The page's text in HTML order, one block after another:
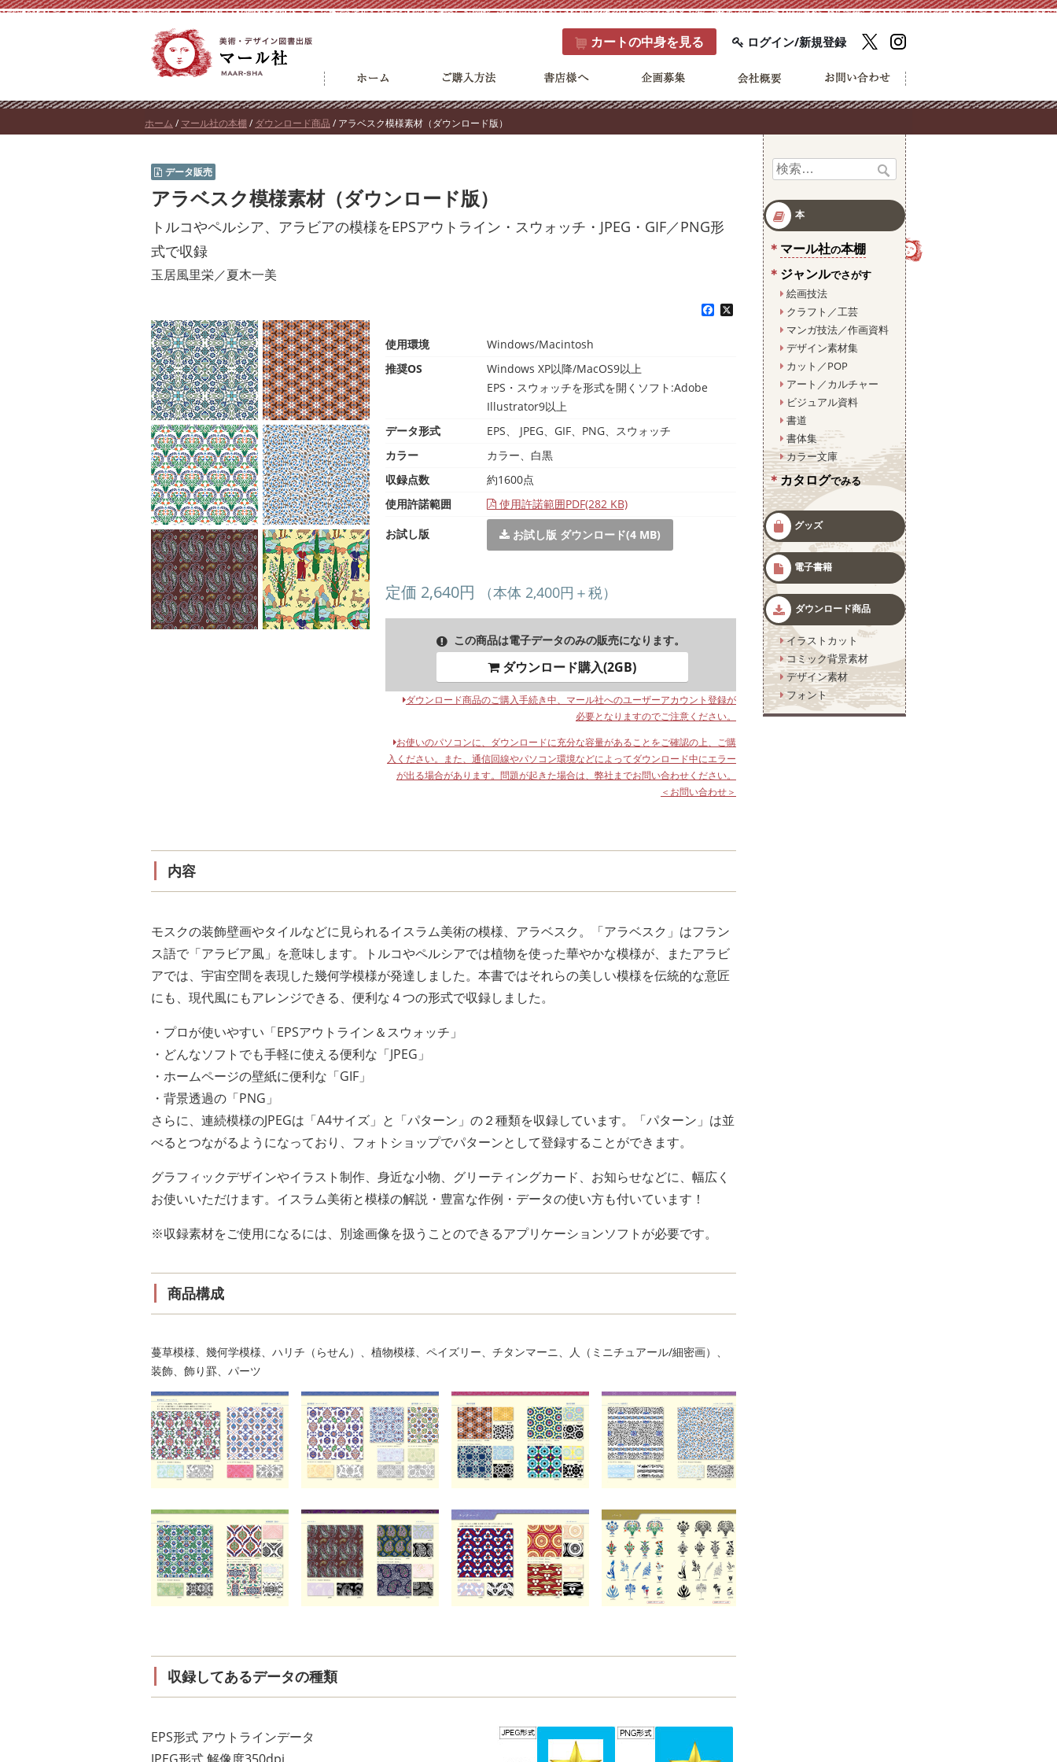
コ
ツ
カートの中身を見る ログイン/新規登録
ホーム / マール社の本棚 / ダウンロード商品 / アラベスク模様素材（ダウンロード版）
データ販売
アラベスク模様素材（ダウンロード版）
トルコやペルシア、アラビアの模様をEPSアウトライン・スウォッチ・JPEG・GIF／PNG形
式で収録
玉居風里栄／夏木一美
使用環境
Windows/Macintosh
推奨OS
Windows XP以降/MacOS9以上
EPS・スウォッチを形式を開くソフト:Adobe
Illustrator9以上
データ形式
EPS、 JPEG、GIF、PNG、スウォッチ
カラー
カラー、白黒
収録点数
約1600点
使用許諾範囲
使用許諾範囲PDF(282 KB)
お試し版
お試し版 ダウンロード(4 MB)
定価 2,640円 （本体 2,400円＋税）
この商品は電子データのみの販売になります。
ダウンロード購入(2GB)
ダウンロード商品のご購入手続き中、マール社へのユーザーアカウント登録が
必要となりますのでご注意ください。
お使いのパソコンに、ダウンロードに充分な容量があることをご確認の上、ご購
入ください。また、通信回線やパソコン環境などによってダウンロード中にエラー
が出る場合があります。問題が起きた場合は、弊社までお問い合わせください。
＜お問い合わせ＞
内容
モスクの装飾壁画やタイルなどに見られるイスラム美術の模様、アラベスク。「アラベスク」はフラン
ス語で「アラビア風」を意味します。トルコやペルシアでは植物を使った華やかな模様が、またアラビ
アでは、宇宙空間を表現した幾何学模様が発達しました。本書ではそれらの美しい模様を伝統的な意匠
にも、現代風にもアレンジできる、便利な４つの形式で収録しました。
・プロが使いやすい「EPSアウトライン＆スウォッチ」
・どんなソフトでも手軽に使える便利な「JPEG」
・ホームページの壁紙に便利な「GIF」
・背景透過の「PNG」
さらに、連続模様のJPEGは「A4サイズ」と「パターン」の２種類を収録しています。「パターン」は並
べるとつながるようになっており、フォトショップでパターンとして登録することができます。
グラフィックデザインやイラスト制作、身近な小物、グリーティングカード、お知らせなどに、幅広く
お使いいただけます。イスラム美術と模様の解説・豊富な作例・データの使い方も付いています！
※収録素材をご使用になるには、別途画像を扱うことのできるアプリケーションソフトが必要です。
商品構成
蔓草模様、幾何学模様、ハリチ（らせん）、植物模様、ペイズリー、チタンマーニ、人（ミニチュアール/細密画）、
装飾、飾り罫、パーツ
収録してあるデータの種類
EPS形式 アウトラインデータ
検
本
マール社の本棚
ジャンルでさがす
絵画技法
クラフト／工芸
マンガ技法／作画資料
デザイン素材集
カット／POP
アート／カルチャー
ビジュアル資料
書道
書体集
カラー文庫
カタログでみる
グッズ
電子書籍
ダウンロード商品
イラストカット
コミック背景素材
デザイン素材
フォント